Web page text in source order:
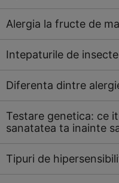
Alergia la fructe de
Intepaturile de
Diferenta dintre
Testare genetica: ce
sanatatea ta inainte
Tipuri de